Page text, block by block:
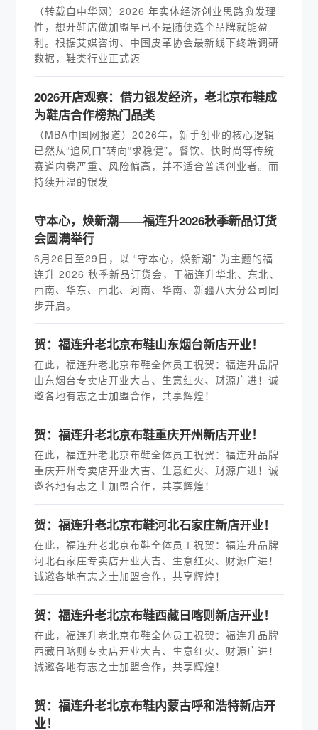
（转载自中华网）2026 年实体经济创业思路愈发理
性，想开鞋店做加盟早已不是随便选个品牌就能盈
利。根据艾媒咨询、中国皮革协会最新线下终端调研
数据，鞋类行业正式迈
2026开店观察：借力银发经济，老北京布鞋成
为鞋店合作榜热门品类
（MBA中国网报道）2026年，新手创业的核心逻辑
已然从“追风口”转向“求稳健”。餐饮、快时尚等传统
赛道内卷严重、风险偏高，并不适合普通创业者。而
持续升温的银发
守本心，焕新潮——福连升2026秋季新品订货
会圆满举行
6月26日至29日，以 “守本心，焕新潮” 为主题的福
连升 2026 秋季新品订货会，于福连升华北、东北、
西南、华东、西北、河南、华南、新疆八大分公司同
步开启。
贺：福连升老北京布鞋山东烟台新店开业！
在此，福连升老北京布鞋全体员工祝贺：福连升品牌
山东烟台专卖店开业大吉、生意红火、财源广进！诚
邀各地有志之士加盟合作，共享辉煌！
贺：福连升老北京布鞋重庆开州新店开业！
在此，福连升老北京布鞋全体员工祝贺：福连升品牌
重庆开州专卖店开业大吉、生意红火、财源广进！诚
邀各地有志之士加盟合作，共享辉煌！
贺：福连升老北京布鞋河北石家庄新店开业！
在此，福连升老北京布鞋全体员工祝贺：福连升品牌
河北石家庄专卖店开业大吉、生意红火、财源广进！
诚邀各地有志之士加盟合作，共享辉煌！
贺：福连升老北京布鞋西藏日喀则新店开业！
在此，福连升老北京布鞋全体员工祝贺：福连升品牌
西藏日喀则专卖店开业大吉、生意红火、财源广进！
诚邀各地有志之士加盟合作，共享辉煌！
贺：福连升老北京布鞋内蒙古呼和浩特新店开
业！